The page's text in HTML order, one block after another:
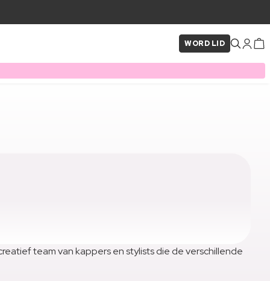
WORD LID
team van kappers en stylists die de verschillende